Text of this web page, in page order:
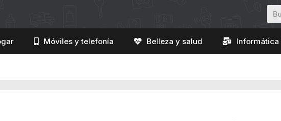
Móviles y telefonía Belleza y salud